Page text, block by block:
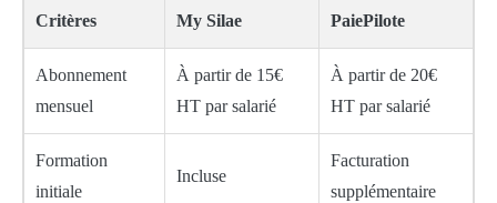
Critères My Silae PaiePilote
Abonnement
mensuel
À partir de 15€
HT par salarié
À partir de 20€
HT par salarié
Formation
initiale
Incluse
Facturation
supplémentaire